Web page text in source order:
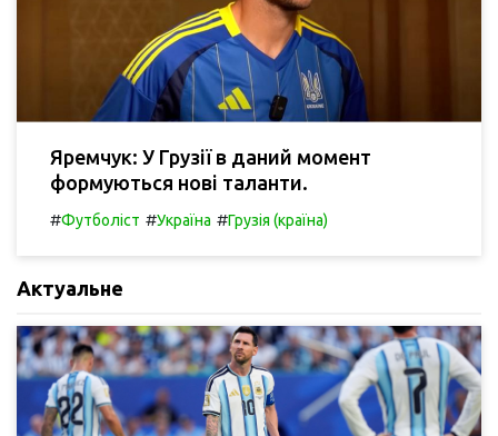
Яремчук: У Грузії в даний момент
формуються нові таланти.
#Футболіст #Україна #Грузія (країна)
Актуальне